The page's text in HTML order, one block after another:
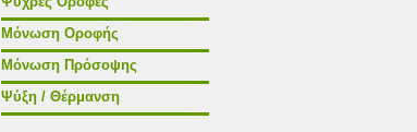
Μόνωση Οροφής
Μόνωση Πρόσοψης
Ψύξη / Θέρμανση